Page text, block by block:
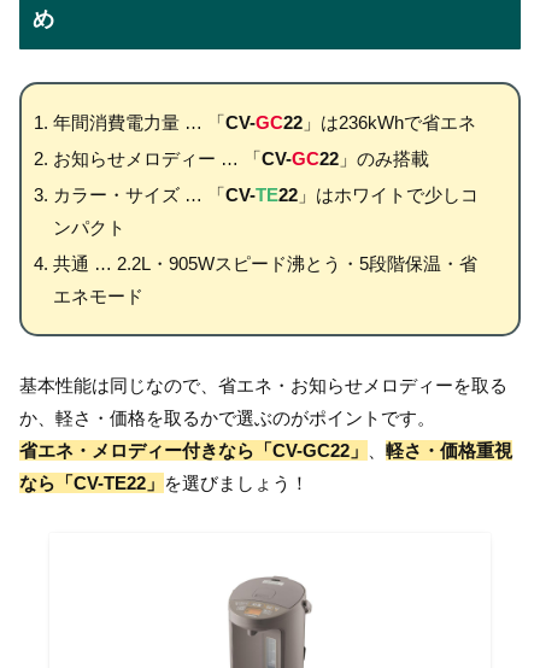
め
年間消費電力量 … 「CV-GC22」は236kWhで省エネ
お知らせメロディー … 「CV-GC22」のみ搭載
カラー・サイズ … 「CV-TE22」はホワイトで少しコ
ンパクト
共通 … 2.2L・905Wスピード沸とう・5段階保温・省
エネモード
基本性能は同じなので、省エネ・お知らせメロディーを取る
か、軽さ・価格を取るかで選ぶのがポイントです。
省エネ・メロディー付きなら「CV-GC22」
軽さ・価格重視
なら「CV-TE22」 を選びましょう！